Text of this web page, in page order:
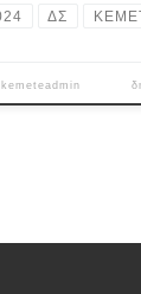
ΔΣ
kemeteadmin